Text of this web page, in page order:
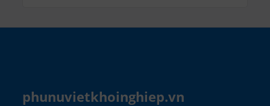
phunuvietkhoinghiep.vn